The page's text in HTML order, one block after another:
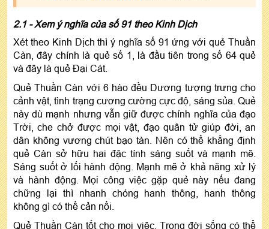
2.1 - Xem ý nghĩa của số 91 theo Kinh Dịch
Xét theo Kinh Dịch thì ý nghĩa số 91 ứng với quẻ Thuần
Càn, đây chính là quẻ số 1, là đầu tiên trong số 64 quẻ
và đây là quẻ Đại Cát.
Quẻ Thuần Càn với 6 hào đều Dương tượng trưng cho
cảnh vật, tình trạng cương cường cực độ, sáng sủa. Quẻ
này dù mạnh nhưng vẫn giữ được chính nghĩa của đạo
Trời, che chở được mọi vật, đạo quân tử giúp đời, an
dân không vương chút bạo tàn. Nên có thể khẳng định
quẻ Càn sở hữu hai đặc tính sáng suốt và mạnh mẽ.
Sáng suốt ở lối hành động. Mạnh mẽ ở khả năng xử lý
và hành động. Mọi công việc gặp quẻ này nếu đang
chững lại thì nhanh chóng hanh thông, hanh thông
không gì có thể cản nổi.
Quẻ Thuần Càn tốt cho mọi việc. Trong đời sống có thể